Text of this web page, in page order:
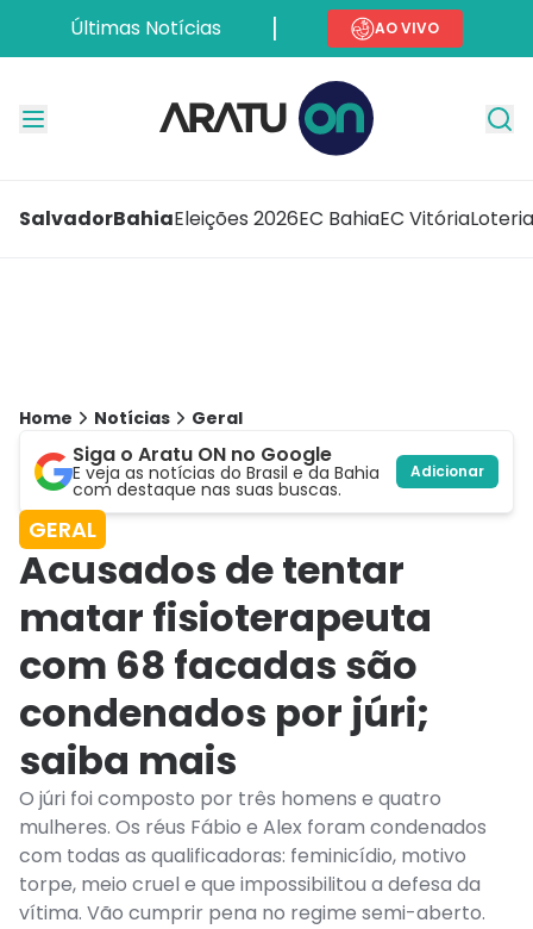
Últimas Notícias AO VIVO
SalvadorBahiaEleições 2026EC BahiaEC Vitória
Home Notícias Geral
Siga o Aratu ON no Google
E veja as notícias do Brasil e da Bahia
com destaque nas suas buscas.
Adicionar
GERAL
Acusados de tentar
matar fisioterapeuta
com 68 facadas são
condenados por júri;
saiba mais
O júri foi composto por três homens e quatro
mulheres. Os réus Fábio e Alex foram condenados
com todas as qualificadoras: feminicídio, motivo
torpe, meio cruel e que impossibilitou a defesa da
vítima. Vão cumprir pena no regime semi-aberto.